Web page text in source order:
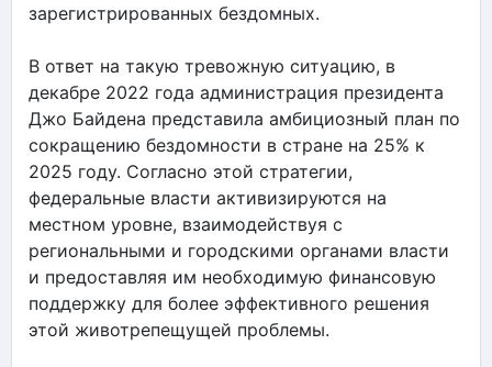
зарегистрированных бездомных.
В ответ на такую тревожную ситуацию, в
декабре 2022 года администрация президента
Джо Байдена представила амбициозный план по
сокращению бездомности в стране на 25% к
2025 году. Согласно этой стратегии,
федеральные власти активизируются на
местном уровне, взаимодействуя с
региональными и городскими органами власти
и предоставляя им необходимую финансовую
поддержку для более эффективного решения
этой животрепещущей проблемы.